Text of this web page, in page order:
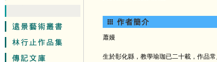
蕭嫚
生於彰化縣，教學瑜珈已二十載，作品